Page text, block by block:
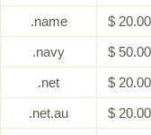
.name
$ 20.00
.navy
$ 50.00
.net
$ 20.00
.net.au
$ 20.00